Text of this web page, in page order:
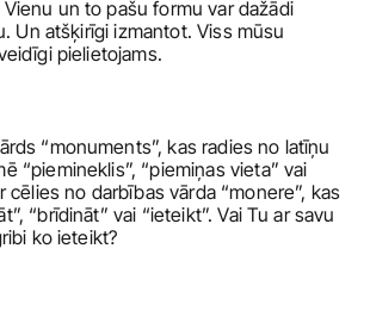
un to pašu formu var dažādi
Un atšķirīgi izmantot. Viss mūsu
pielietojams.
“monuments”, kas radies no latīņu
“piemineklis”, “piemiņas vieta” vai
cēlies no darbības vārda “monere”, kas
“brīdināt” vai “ieteikt”. Vai Tu ar savu
ko ieteikt?